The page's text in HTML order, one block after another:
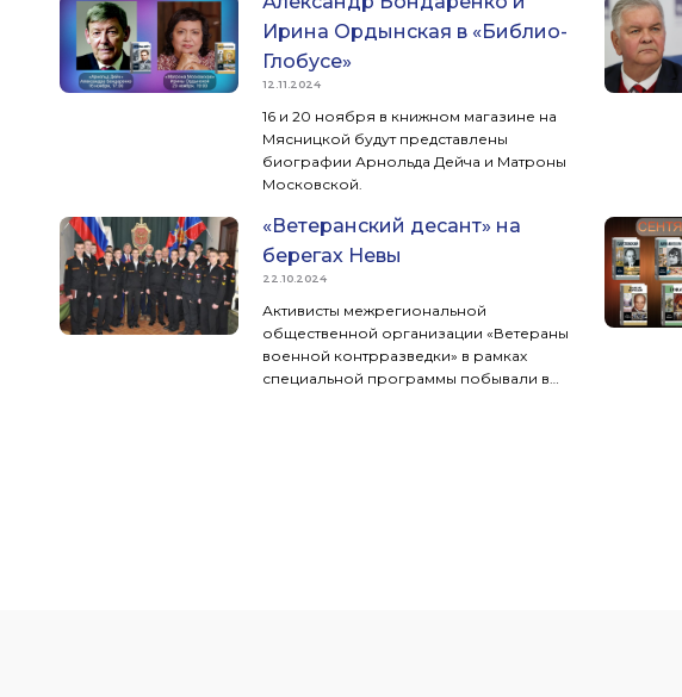
Ирина Ордынская в «Библио-
Глобусе»
12.11.2024
16 и 20 ноября в книжном магазине на
Мясницкой будут представлены
биографии Арнольда Дейча и Матроны
Московской.
«Ветеранский десант» на
берегах Невы
22.10.2024
Активисты межрегиональной
общественной организации «Ветераны
военной контрразведки» в рамках
специальной программы побывали в